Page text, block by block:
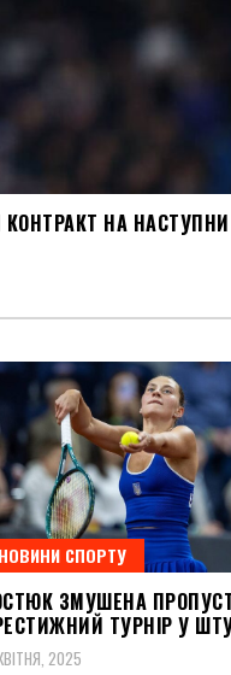
КОНТРАКТ НА
НОВИНИ СПОРТУ
ЗМУШЕНА
ТУРНІР У
2025